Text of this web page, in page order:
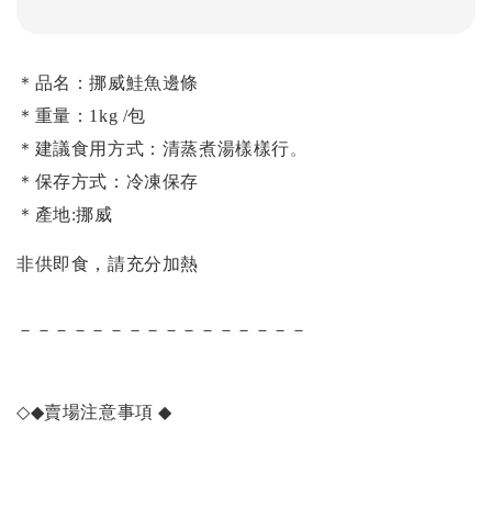
＊品名：挪威鮭魚邊條
＊重量：1kg /包
＊建議食用方式：清蒸煮湯樣樣行。
＊保存方式：冷凍保存
＊產地:挪威
非供即食，請充分加熱
－－－－－－－－－－－－－－－－
◇◆賣場注意事項◆